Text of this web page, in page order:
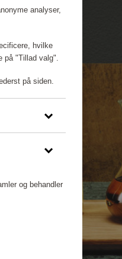
analyser,
hvilke
på "Tillad valg".
på siden.
og behandler